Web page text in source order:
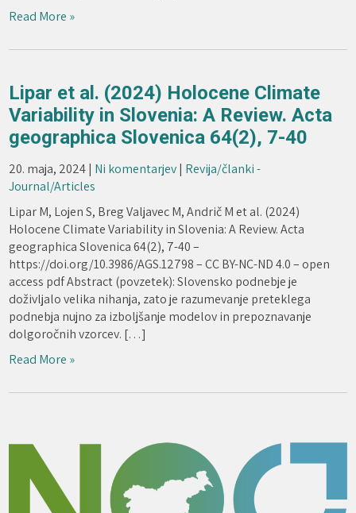
Read More »
Lipar et al. (2024) Holocene Climate
Variability in Slovenia: A Review. Acta
geographica Slovenica 64(2), 7-40
20. maja, 2024| Ni komentarjev| Revija/članki -
Journal/Articles
Lipar M, Lojen S, Breg Valjavec M, Andrič M et al. (2024)
Holocene Climate Variability in Slovenia: A Review. Acta
geographica Slovenica 64(2), 7-40 –
https://doi.org/10.3986/AGS.12798 – CC BY-NC-ND 4.0 – open
access pdf Abstract (povzetek): Slovensko podnebje je
doživljalo velika nihanja, zato je razumevanje preteklega
podnebja nujno za izboljšanje modelov in prepoznavanje
dolgoročnih vzorcev. […]
Read More »